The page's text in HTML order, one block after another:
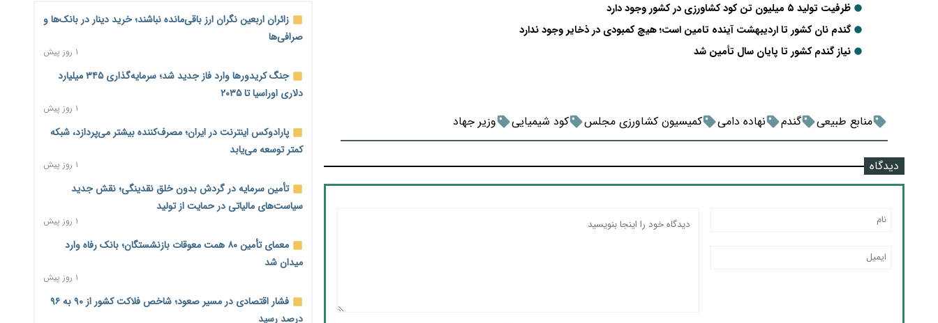
ظرفیت تولید ۵ میلیون تن کود کشاورزی در کشور وجود دارد
گندم نان کشور تا اردیبهشت آینده تامین است؛ هیچ کمبودی در ذخایر وجود ندارد
نیاز گندم کشور تا پایان سال تأمین شد
منابع طبیعی گندم نهاده دامی کمیسیون کشاورزی مجلس کود شیمیایی وزیر جهاد
دیدگاه
زائران اربعین نگران ارز باقی‌مانده نباشند؛ خرید دینار در بانک‌ها و
صرافی‌ها
۱ روز پیش
جنگ کریدورها وارد فاز جدید شد؛ سرمایه‌گذاری ۳۴۵ میلیارد
دلاری اوراسیا تا ۲۰۳۵
۱ روز پیش
پارادوکس اینترنت در ایران؛ مصرف‌کننده بیشتر می‌پردازد، شبکه
کمتر توسعه می‌یابد
۱ روز پیش
تأمین سرمایه در گردش بدون خلق نقدینگی؛ نقش جدید
سیاست‌های مالیاتی در حمایت از تولید
۱ روز پیش
معمای تأمین ۸۰ همت معوقات بازنشستگان؛ بانک رفاه وارد
میدان شد
۱ روز پیش
فشار اقتصادی در مسیر صعود؛ شاخص فلاکت کشور از ۹۰ به ۹۶
درصد رسید